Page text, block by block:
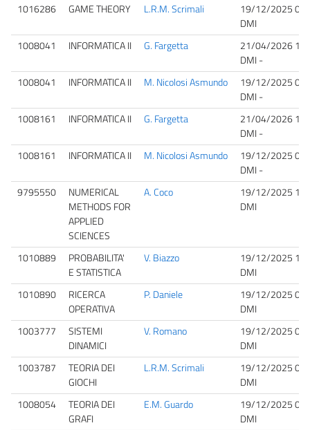
1016286 GAME THEORY L.R.M. Scrimali
19/12/2025
DMI
1008041
INFORMATICA II G. Fargetta
21/04/2026
DMI -
1008041
INFORMATICA II M. Nicolosi Asmundo
19/12/2025
DMI -
1008161
INFORMATICA II G. Fargetta
21/04/2026
DMI -
1008161
INFORMATICA II M. Nicolosi Asmundo
19/12/2025
DMI -
9795550
NUMERICAL
METHODS FOR
APPLIED
SCIENCES
A. Coco
19/12/2025
DMI
1010889
PROBABILITA'
E STATISTICA
V. Biazzo
19/12/2025
DMI
1010890
RICERCA
OPERATIVA
P. Daniele
19/12/2025
DMI
1003777
SISTEMI
DINAMICI
V. Romano
19/12/2025
DMI
1003787
TEORIA DEI
GIOCHI
L.R.M. Scrimali
19/12/2025
DMI
1008054
TEORIA DEI
GRAFI
E.M. Guardo
19/12/2025
DMI